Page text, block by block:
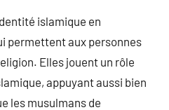
islamique en
permettent aux personnes
Elles jouent un rôle
appuyant aussi bien
les musulmans de